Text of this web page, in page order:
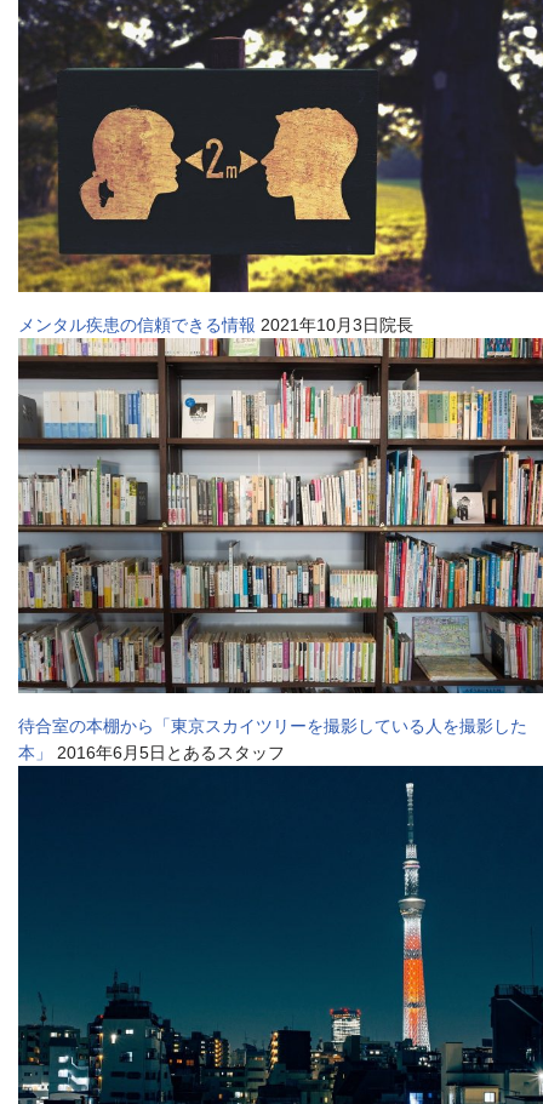
メンタル疾患の信頼できる情報 2021年10月3日院長
待合室の本棚から「東京スカイツリーを撮影している人を撮影した
本」
2016年6月5日とあるスタッフ